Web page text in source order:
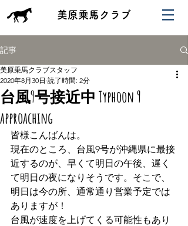
​美原乗馬クラブ
記事
台風9号接近中 Typhoon 9
approaching
美原乗馬クラブスタッフ
2020年8月30日 読了時間: 2分
皆様こんばんは。
現在のところ、台風9号が沖縄県に最接
近するのが、早くて明日の午後、遅く
て明日の夜になりそうです。そこで、
明日は今の所、通常通り営業予定では
ありますが！
台風が速度を上げてくる可能性もあり